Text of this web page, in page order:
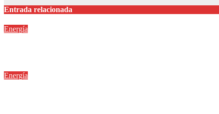
Entrada relacionada
Energía
Energía